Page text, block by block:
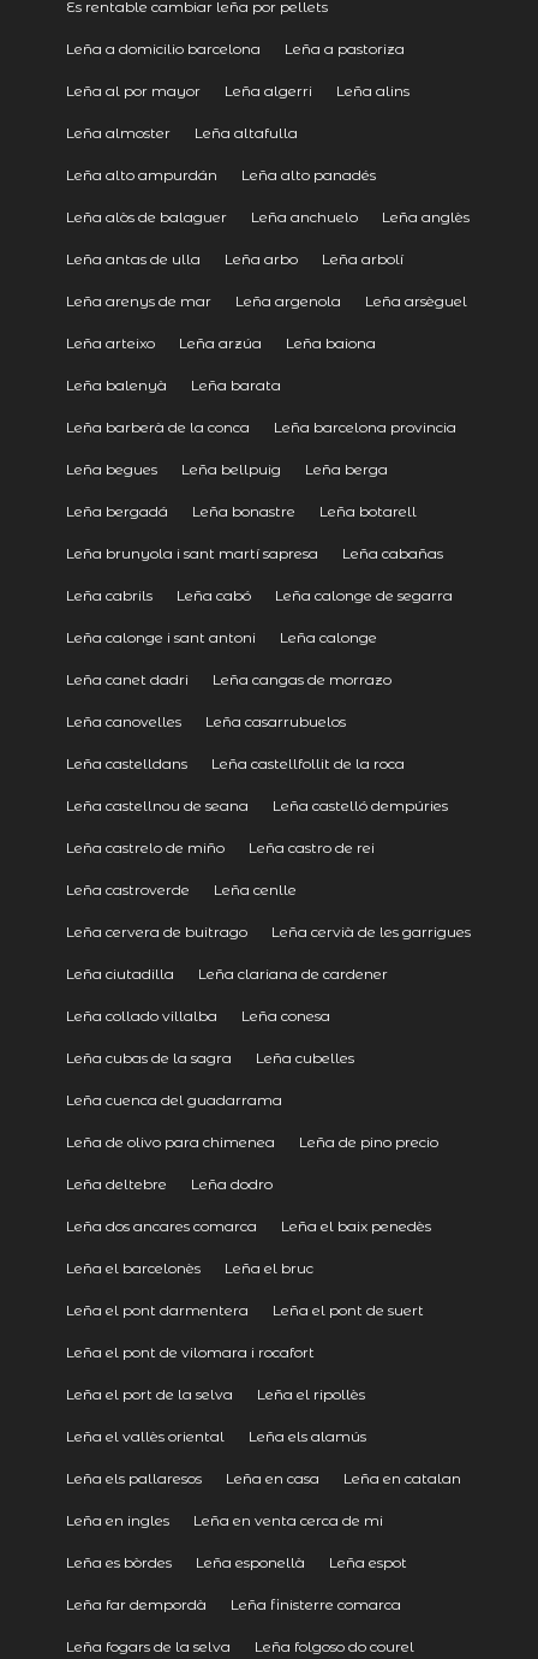
Es rentable cambiar leña por pellets
Leña a domicilio barcelona Leña a pastoriza
Leña al por mayor Leña algerri Leña alins
Leña almoster Leña altafulla
Leña alto ampurdán Leña alto panadés
Leña alòs de balaguer Leña anchuelo Leña anglès
Leña antas de ulla Leña arbo Leña arbolí
Leña arenys de mar Leña argenola Leña arsèguel
Leña arteixo Leña arzúa Leña baiona
Leña balenyà Leña barata
Leña barberà de la conca Leña barcelona provincia
Leña begues Leña bellpuig Leña berga
Leña bergadá Leña bonastre Leña botarell
Leña brunyola i sant martí sapresa Leña cabañas
Leña cabrils Leña cabó Leña calonge de segarra
Leña calonge i sant antoni Leña calonge
Leña canet dadri Leña cangas de morrazo
Leña canovelles Leña casarrubuelos
Leña castelldans Leña castellfollit de la roca
Leña castellnou de seana Leña castelló dempúries
Leña castrelo de miño Leña castro de rei
Leña castroverde Leña cenlle
Leña cervera de buitrago Leña cervià de les garrigues
Leña ciutadilla Leña clariana de cardener
Leña collado villalba Leña conesa
Leña cubas de la sagra Leña cubelles
Leña cuenca del guadarrama
Leña de olivo para chimenea Leña de pino precio
Leña deltebre Leña dodro
Leña dos ancares comarca Leña el baix penedès
Leña el barcelonès Leña el bruc
Leña el pont darmentera Leña el pont de suert
Leña el pont de vilomara i rocafort
Leña el port de la selva Leña el ripollès
Leña el vallès oriental Leña els alamús
Leña els pallaresos Leña en casa Leña en catalan
Leña en ingles Leña en venta cerca de mi
Leña es bòrdes Leña esponellà Leña espot
Leña far dempordà Leña finisterre comarca
Leña fogars de la selva Leña folgoso do courel